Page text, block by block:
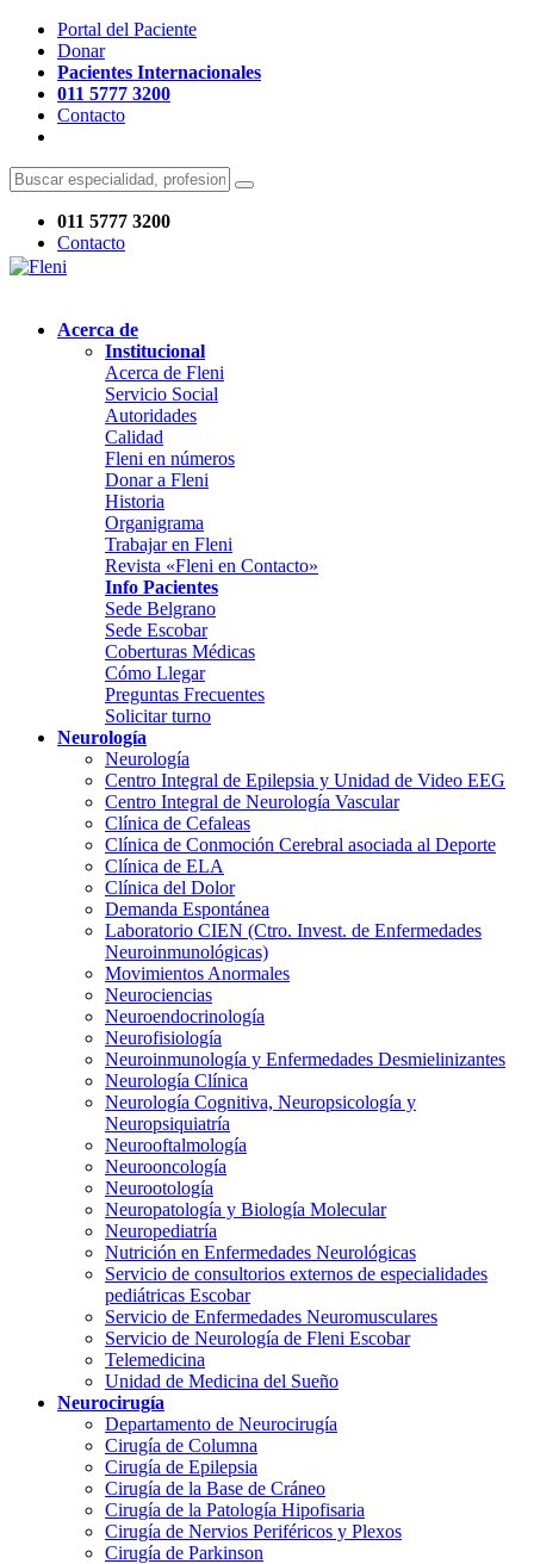
Portal del Paciente
Donar
Pacientes Internacionales
011 5777 3200
Contacto
011 5777 3200
Contacto
Acerca de
Institucional
Acerca de Fleni
Servicio Social
Autoridades
Calidad
Fleni en números
Donar a Fleni
Historia
Organigrama
Trabajar en Fleni
Revista «Fleni en Contacto»
Info Pacientes
Sede Belgrano
Sede Escobar
Coberturas Médicas
Cómo Llegar
Preguntas Frecuentes
Solicitar turno
Neurología
Neurología
Centro Integral de Epilepsia y Unidad de Video EEG
Centro Integral de Neurología Vascular
Clínica de Cefaleas
Clínica de Conmoción Cerebral asociada al Deporte
Clínica de ELA
Clínica del Dolor
Demanda Espontánea
Laboratorio CIEN (Ctro. Invest. de Enfermedades
Neuroinmunológicas)
Movimientos Anormales
Neurociencias
Neuroendocrinología
Neurofisiología
Neuroinmunología y Enfermedades Desmielinizantes
Neurología Clínica
Neurología Cognitiva, Neuropsicología y
Neuropsiquiatría
Neurooftalmología
Neurooncología
Neurootología
Neuropatología y Biología Molecular
Neuropediatría
Nutrición en Enfermedades Neurológicas
Servicio de consultorios externos de especialidades
pediátricas Escobar
Servicio de Enfermedades Neuromusculares
Servicio de Neurología de Fleni Escobar
Telemedicina
Unidad de Medicina del Sueño
Neurocirugía
Departamento de Neurocirugía
Cirugía de Columna
Cirugía de Epilepsia
Cirugía de la Base de Cráneo
Cirugía de la Patología Hipofisaria
Cirugía de Nervios Periféricos y Plexos
Cirugía de Parkinson